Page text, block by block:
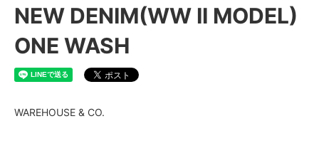
NEW DENIM(WW II MODEL)
ONE WASH
WAREHOUSE & CO.